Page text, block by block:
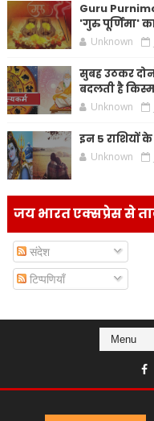
Guru
'गुरु पूर्णिमा'
Unknown
सुबह उठकर
बदलती है
Unknown
इन 5 राशियों
Unknown
जय भारत एक्सप्रेस से
संदेश
टिप्पणियाँ